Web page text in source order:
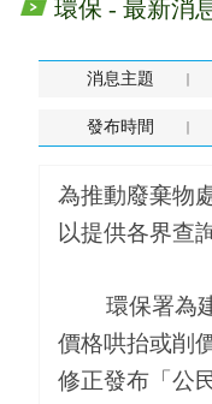
環保 - 最新消
消息主題
發布時間
為推動廢棄物
以提供各界查
環保署為建
價格哄抬或削
修正發布「公